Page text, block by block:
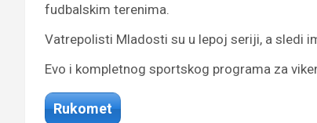
fudbalskim terenima.
Vatrepolisti Mladosti su u lepoj seriji, a sledi
Evo i kompletnog sportskog programa za
Rukomet